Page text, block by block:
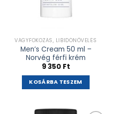
VÁGYFOKOZÁS, LIBIDÓNÖVELÉS
Men’s Cream 50 ml –
Norvég férfi krém
9 350 Ft
KOSÁRBA TESZEM